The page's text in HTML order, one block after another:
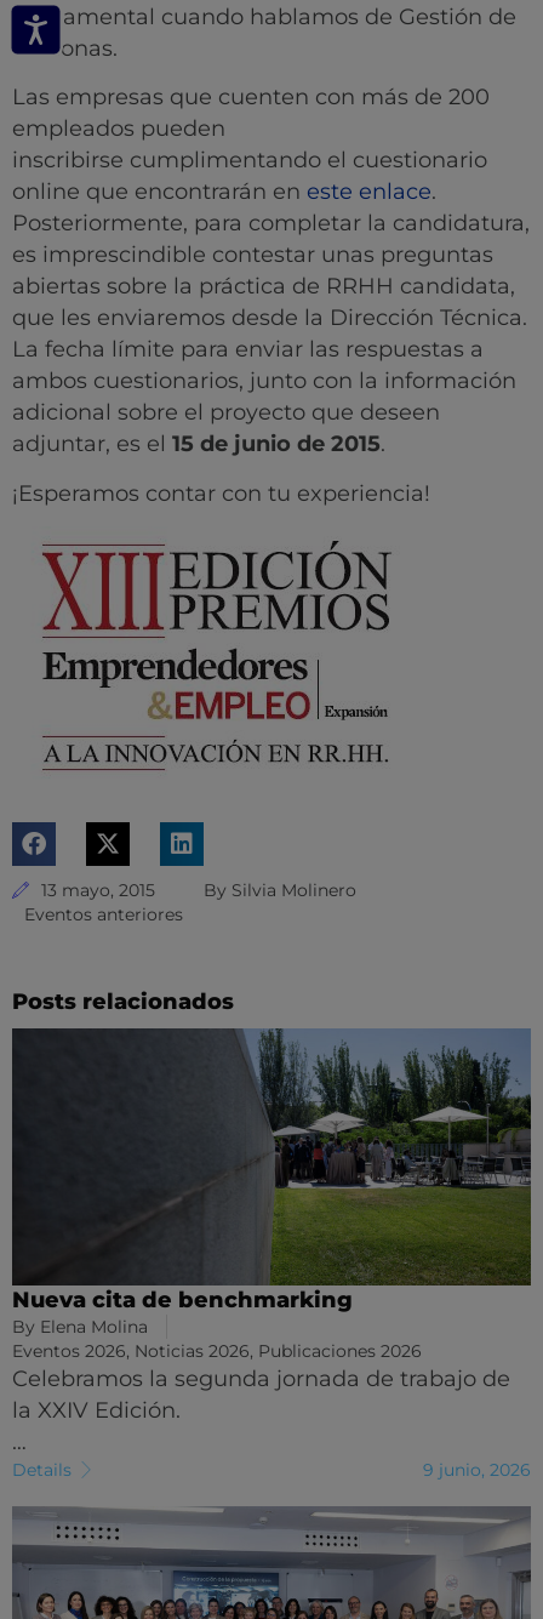
fundamental cuando hablamos de Gestión de
Personas.
Las empresas que cuenten con más de 200
empleados pueden
inscribirse cumplimentando el cuestionario
online que encontrarán en este enlace.
Posteriormente, para completar la candidatura,
es imprescindible contestar unas preguntas
abiertas sobre la práctica de RRHH candidata,
que les enviaremos desde la Dirección Técnica.
La fecha límite para enviar las respuestas a
ambos cuestionarios, junto con la información
adicional sobre el proyecto que deseen
adjuntar, es el 15 de junio de 2015.
¡Esperamos contar con tu experiencia!
13 mayo, 2015 By Silvia Molinero
Eventos anteriores
Posts relacionados
Nueva cita de benchmarking
By Elena Molina
Eventos 2026, Noticias 2026, Publicaciones 2026
Celebramos la segunda jornada de trabajo de
la XXIV Edición.
…
Details 9 junio, 2026